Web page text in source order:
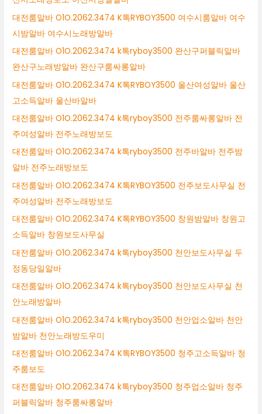
대전룸알바 O1O.2062.3474 K톡RYBOY3500 여수시룸알바 여수
시밤알바 여수시노래방알바
대전룸알바 O1O.2062.3474 k톡ryboy3500 완산구퍼블릭알바
완산구노래방알바 완산구룸싸롱알바
대전룸알바 O1O.2062.3474 K톡RYBOY3500 울산여성알바 울산
고소득알바 울산바알바
대전룸알바 O1O.2062.3474 k톡ryboy3500 전주룸싸롱알바 전
주여성알바 전주노래방보도
대전룸알바 O1O.2062.3474 k톡ryboy3500 전주바알바 전주밤
알바 전주노래방보도
대전룸알바 O1O.2062.3474 K톡RYBOY3500 전주보도사무실 전
주여성알바 전주노래방보도
대전룸알바 O1O.2062.3474 K톡RYBOY3500 창원밤알바 창원고
소득알바 창원보도사무실
대전룸알바 O1O.2062.3474 k톡ryboy3500 천안보도사무실 두
정동당일알바
대전룸알바 O1O.2062.3474 k톡ryboy3500 천안보도사무실 천
안노래방알바
대전룸알바 O1O.2062.3474 k톡ryboy3500 천안업소알바 천안
밤알바 천안노래방도우미
대전룸알바 O1O.2062.3474 K톡RYBOY3500 청주고소득알바 청
주룸보도
대전룸알바 O1O.2062.3474 k톡ryboy3500 청주업소알바 청주
퍼블릭알바 청주룸싸롱알바